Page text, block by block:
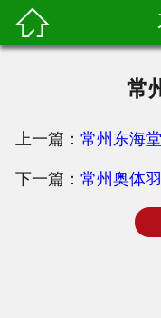

常
上一篇： 常州东海
下一篇： 常州奥体